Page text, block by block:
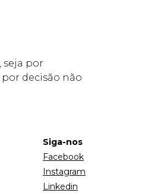
seja por
decisão não
Siga-nos
Facebook
Instagram
Linkedin